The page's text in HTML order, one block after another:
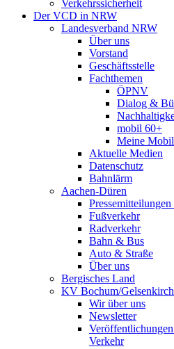
Verkehrssicherheit
Der VCD in NRW
Landesverband NRW
Über uns
Vorstand
Geschäftsstelle
Fachthemen
ÖPNV
Dialog &
mobil 60+
Meine
Aktuelle Medien
Datenschutz
Bahnlärm
Aachen-Düren
Fußverkehr
Radverkehr
Bahn & Bus
Auto & Straße
Über uns
Bergisches Land
KV Bochum/
Wir über uns
Newsletter
Verkehr